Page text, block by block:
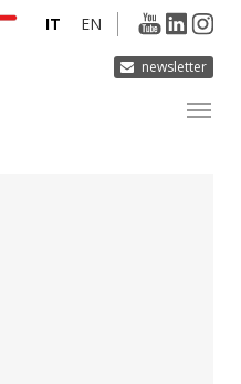
newsletter
EN
IT